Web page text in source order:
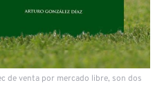
de venta por mercado libre, son dos